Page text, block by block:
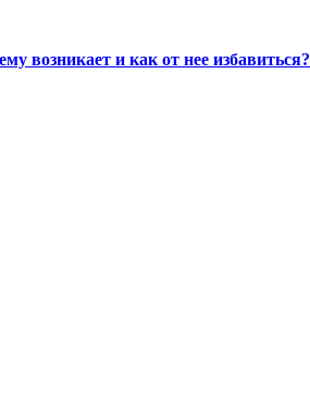
возникает и как от нее избавиться?